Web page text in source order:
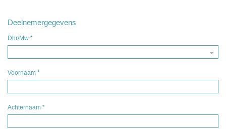
Deelnemergegevens
Dhr/Mw *
Voornaam *
Achternaam *